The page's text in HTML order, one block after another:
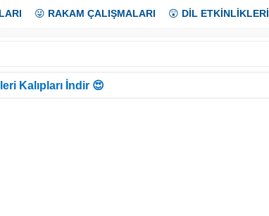
😜 RAKAM ÇALIŞMALARI 😲 DİL ETKİNLİKLERİ
Kalıpları İndir 😍